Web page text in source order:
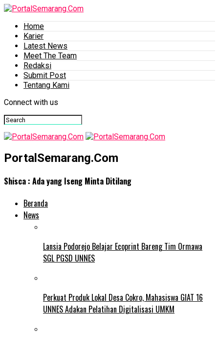
Home
Karier
Latest News
Meet The Team
Redaksi
Submit Post
Tentang Kami
Connect with us
PortalSemarang.Com
Shisca : Ada yang Iseng Minta Ditilang
Beranda
News
Lansia Podorejo Belajar Ecoprint Bareng Tim Ormawa
SGL PGSD UNNES
Perkuat Produk Lokal Desa Cokro, Mahasiswa GIAT 16
UNNES Adakan Pelatihan Digitalisasi UMKM